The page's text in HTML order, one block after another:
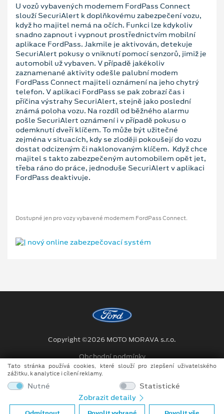
U vozů vybavených modemem FordPass Connect
slouží SecuriAlert k doplňkovému zabezpečení vozu,
když ho majitel nemá na očích. Funkci lze kdykoliv
snadno zapnout i vypnout prostřednictvím mobilní
aplikace FordPass. Jakmile je aktivován, detekuje
SecuriAlert pokusy o vniknutí pomocí senzorů, jimiž je
automobil už vybaven. V případě jakékoliv
zaznamenané aktivity odešle palubní modem
FordPass Connect majiteli oznámení na jeho chytrý
telefon. V aplikaci FordPass se pak zobrazí čas i
příčina výstrahy SecuriAlert, stejně jako poslední
známá poloha vozu. Na rozdíl od běžného alarmu
pošle SecuriAlert oznámení i v případě pokusu o
odemknutí dveří klíčem. To může být užitečné
zejména v situacích, kdy se zloději pokoušejí do vozu
dostat odcizeným či naklonovaným klíčem. Když chce
majitel s takto zabezpečeným automobilem opět jet,
třeba ráno do práce, jednoduše SecuriAlert v aplikaci
FordPass deaktivuje.
Dostupné jen pro vozy vybavené modemem FordPass Connect.
Copyright ©2026 MOTO MORAVA s.r.o.
Obchodní podmínky
Ochrana osobních údajů
Prohlášení o zpracování údajů konečných zákazníků
Při tvorbě videí a obrázků na tomto webu je využíváno kombinace
Tato stránka používá cookies, které slouží pro zlepšení uživatelského
zážitku, k analytice i cílení reklamy.
Nutné
Statistické
Zobrazit detaily